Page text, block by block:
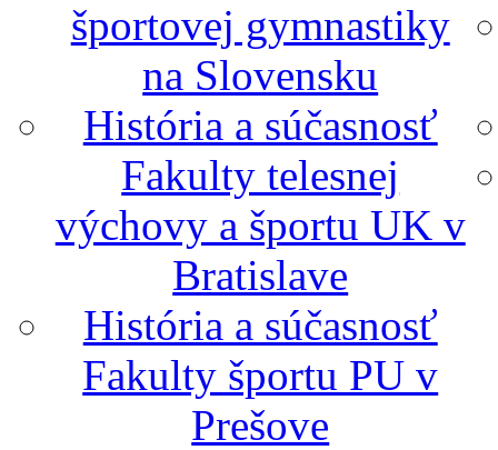
športovej gymnastiky
na Slovensku
História a súčasnosť
Fakulty telesnej
výchovy a športu UK v
Bratislave
História a súčasnosť
Fakulty športu PU v
Prešove